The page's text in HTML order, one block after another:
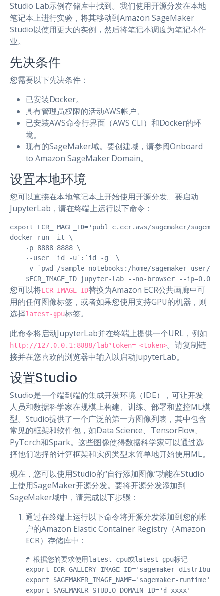
Studio Lab示例存储库中找到。我们使用开源分发在本地
笔记本上进行实验，将其移动到Amazon SageMaker
Studio以使用更大的实例，然后将笔记本调度为笔记本作
业。
先决条件
您需要以下先决条件：
已安装Docker。
具有管理员权限的活动AWS帐户。
已安装AWS命令行界面（AWS CLI）和Docker的环
境。
现有的SageMaker域。要创建域，请参阅Onboard
to Amazon SageMaker Domain。
设置本地环境
您可以直接在本地笔记本上开始使用开源分发。要启动
JupyterLab，请在终端上运行以下命令：
export ECR_IMAGE_ID='public.ecr.aws/sagemaker/
docker run -it \
    -p 8888:8888 \
    --user `id -u`:`id -g` \
-v `pwd`/sample-notebooks:/home/sagemaker-user/
$ECR_IMAGE_ID jupyter-lab --no-browser --
您可以将ECR_IMAGE_ID替换为Amazon ECR公共画廊中可
用的任何图像标签，或者如果您使用支持GPU的机器，则
选择latest-gpu标签。
此命令将启动JupyterLab并在终端上提供一个URL，例如
http://127.0.0.1:8888/lab?token= <token>。请复制链
接并在您喜欢的浏览器中输入以启动JupyterLab。
设置Studio
Studio是一个端到端的集成开发环境（IDE），可让开发
人员和数据科学家在规模上构建、训练、部署和监控ML模
型。Studio提供了一个广泛的第一方图像列表，其中包含
常见的框架和软件包，如Data Science、TensorFlow、
PyTorch和Spark。这些图像使得数据科学家可以通过选
择他们选择的计算框架和实例类型来简单地开始使用ML。
现在，您可以使用Studio的“自行添加图像”功能在Studio
上使用SageMaker开源分发。要将开源分发添加到
SageMaker域中，请完成以下步骤：
通过在终端上运行以下命令将开源分发添加到您的帐
户的Amazon Elastic Container Registry（Amazon
ECR）存储库中：
# 根据您的要求使用latest-cpu或latest-gpu标记
export ECR_GALLERY_IMAGE_ID='sagemaker-
export SAGEMAKER_IMAGE_NAME='sagemaker-runtime'
export SAGEMAKER_STUDIO_DOMAIN_ID='d-xxxx'